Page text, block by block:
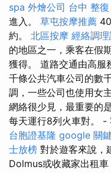
spa 外燴公司 台中 整復
進入。 草屯按摩推薦
約。 北區按摩 經絡調
的地區之一，乘客在假
獲得。 道路交通由高服
千條公共汽車公司的數
調，一些公司也使用女
網絡很少見，最重要的
每天運行8列火車對。 -
台胞證基隆 google 關
士放榜 對於遊客來說，
Dolmus或收藏家出租車